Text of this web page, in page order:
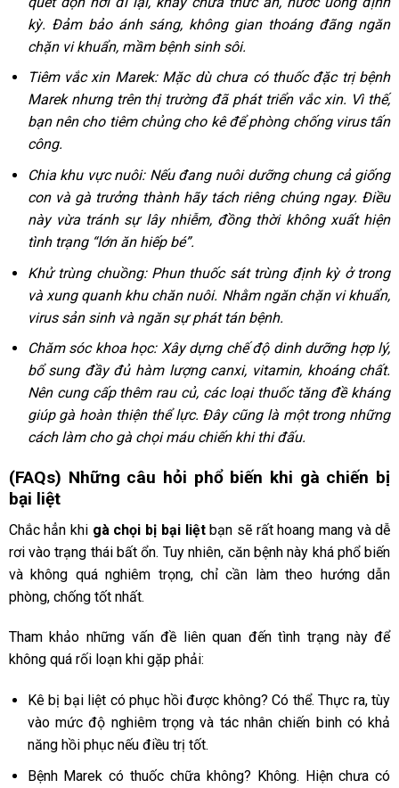
kỳ. Đảm bảo ánh sáng, không gian thoáng đãng ngăn
chặn vi khuẩn, mầm bệnh sinh sôi.
Tiêm vắc xin Marek: Mặc dù chưa có thuốc đặc trị bệnh
Marek nhưng trên thị trường đã phát triển vắc xin. Vì thế,
bạn nên cho tiêm chủng cho kê để phòng chống virus tấn
công.
Chia khu vực nuôi: Nếu đang nuôi dưỡng chung cả giống
con và gà trưởng thành hãy tách riêng chúng ngay. Điều
này vừa tránh sự lây nhiễm, đồng thời không xuất hiện
tình trạng “lớn ăn hiếp bé”.
Khử trùng chuồng: Phun thuốc sát trùng định kỳ ở trong
và xung quanh khu chăn nuôi. Nhằm ngăn chặn vi khuẩn,
virus sản sinh và ngăn sự phát tán bệnh.
Chăm sóc khoa học: Xây dựng chế độ dinh dưỡng hợp lý,
bổ sung đầy đủ hàm lượng canxi, vitamin, khoáng chất.
Nên cung cấp thêm rau củ, các loại thuốc tăng đề kháng
giúp gà hoàn thiện thể lực. Đây cũng là một trong những
cách làm cho gà chọi máu chiếnkhi thi đấu.
(FAQs) Những câu hỏi phổ biến khi gà chiến bị
bại liệt
Chắc hẳn khi gà chọi bị bại liệtbạn sẽ rất hoang mang và dễ
rơi vào trạng thái bất ổn. Tuy nhiên, căn bệnh này khá phổ biến
và không quá nghiêm trọng, chỉ cần làm theo hướng dẫn
phòng, chống tốt nhất.
Tham khảo những vấn đề liên quan đến tình trạng này để
không quá rối loạn khi gặp phải:
Kê bị bại liệt có phục hồi được không? Có thể. Thực ra, tùy
vào mức độ nghiêm trọng và tác nhân chiến binh có khả
năng hồi phục nếu điều trị tốt.
Bệnh Marek có thuốc chữa không? Không. Hiện chưa có